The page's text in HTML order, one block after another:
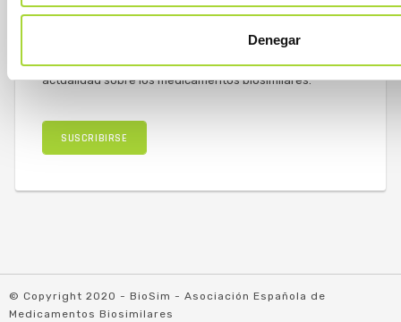
Denegar
NEWSLETTER BIOSIM
Suscríbete a la newsletter de BioSim para recibir cada
semana en tu correo electrónico un resumen de
actualidad sobre los medicamentos biosimilares.
SUSCRIBIRSE
© Copyright 2020 - BioSim - Asociación Española de
Medicamentos Biosimilares